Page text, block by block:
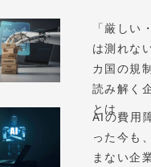
「厳しい
は測れな
カ国の規
読み解く
とは
AIの費用
った今も
まない企